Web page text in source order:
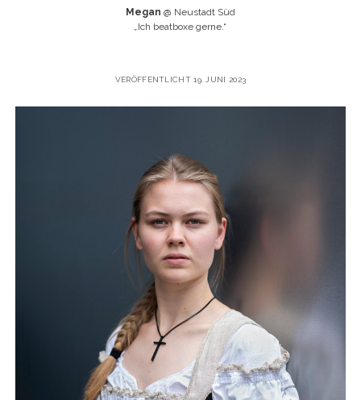
Megan @ Neustadt Süd
Ich beatboxe gerne.“
VERÖFFENTLICHT 19. JUNI 2023